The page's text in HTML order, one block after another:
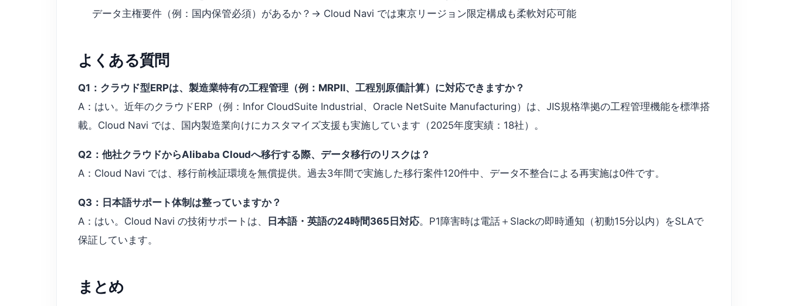
データ主権要件（例：国内保管必須）があるか？→ Cloud Navi では東京リージョン限定構成も柔軟対応可能
よくある質問
Q1：クラウド型ERPは、製造業特有の工程管理（例：MRPⅡ、工程別原価計算）に対応できますか？
A：はい。近年のクラウドERP（例：Infor CloudSuite Industrial、Oracle NetSuite Manufacturing）は、JIS規格準拠の工程管理機能を標準搭
載。Cloud Navi では、国内製造業向けにカスタマイズ支援も実施しています（2025年度実績：18社）。
Q2：他社クラウドからAlibaba Cloudへ移行する際、データ移行のリスクは？
A：Cloud Navi では、移行前検証環境を無償提供。過去3年間で実施した移行案件120件中、データ不整合による再実施は0件です。
Q3：日本語サポート体制は整っていますか？
A：はい。Cloud Navi の技術サポートは、 日本語・英語の24時間365日対応。P1障害時は電話＋Slackの即時通知（初動15分以内）をSLAで
保証しています。
まとめ